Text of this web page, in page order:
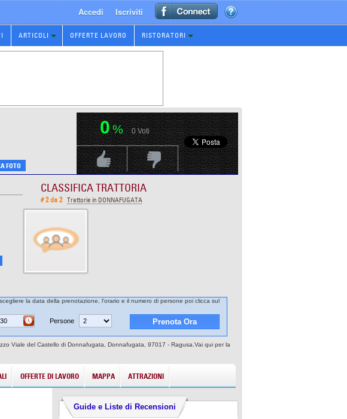
Accedi Iscriviti
ARTICOLI OFFERTE LAVORO RISTORATORI
FOTO
0% 0Voti
Voti PositivoVoti Negativo
CLASSIFICA TRATTORIA
# 2 da 2 Trattorie in DONNAFUGATA
la data della prenotazione, l'orario e il numero di persone poi clicca sul
Persone
Viale del Castello di Donnafugata, Donnafugata, 97017 - Ragusa.Vai qui per la
OFFERTE DI LAVORO MAPPA ATTRAZIONI
Guide e Liste di Recensioni